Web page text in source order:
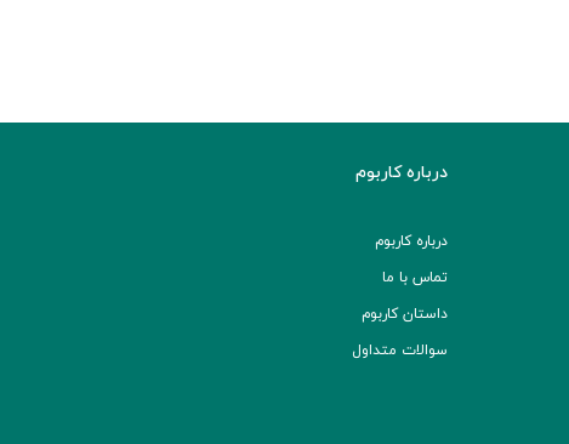
درباره کاربوم
درباره کاربوم
تماس با ما
داستان کاربوم
سوالات متداول